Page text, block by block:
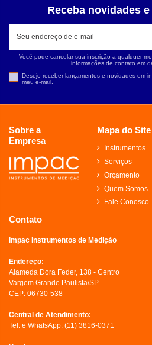
Receba novidades
Você pode cancelar sua inscrição a qualquer
informações de contato em
Desejo receber lançamentos e novidades em
meu e-mail.
Sobre a
Empresa
Mapa do Site
Instrumentos
Serviços
Orçamento
Quem Somos
Fale Conosco
Contato
Impac Instrumentos de Medição
Endereço:
Alameda Dora Feder, 138 - Centro
Vargem Grande Paulista/SP
CEP: 06730-538
Central de Atendimento:
Tel. e WhatsApp: (11) 3816-0371